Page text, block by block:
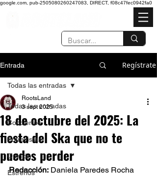
google.com, pub-2505080260247083, DIRECT, f08c47fec0942fa0
Entrada Regístrate
Todas las entradas
Conciertos
Entrevistas
Opinión
Estrenos
Todas las entradas
18 de octubre del 2025: La
fiesta del Ska que no te
puedes perder
RootsLand
3 sept 2025
Redacción: Daniela Paredes Rocha